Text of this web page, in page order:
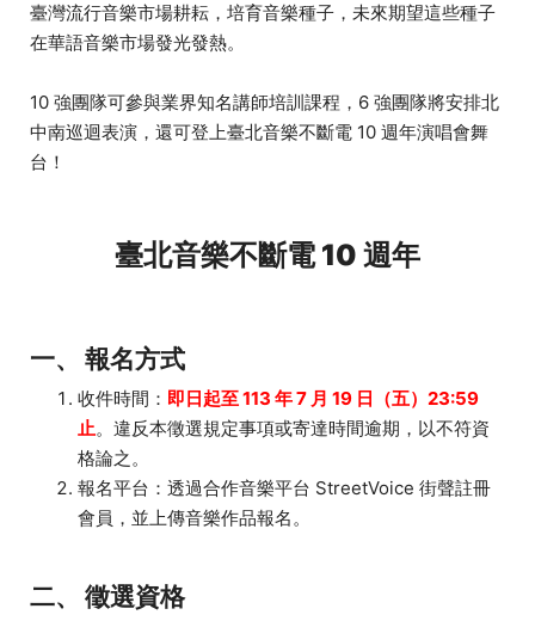
臺灣流行音樂市場耕耘，培育音樂種子，未來期望這些種子
在華語音樂市場發光發熱。
10 強團隊可參與業界知名講師培訓課程，6 強團隊將安排北
中南巡迴表演，還可登上臺北音樂不斷電 10 週年演唱會舞
台！
臺北音樂不斷電 10 週年
一、 報名方式
收件時間： 即日起至 113 年 7 月 19 日（五）23:59
止。違反本徵選規定事項或寄達時間逾期，以不符資
格論之。
報名平台：透過合作音樂平台 StreetVoice 街聲註冊
會員，並上傳音樂作品報名。
二、 徵選資格